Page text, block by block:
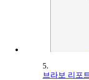
5.
브라보 리포